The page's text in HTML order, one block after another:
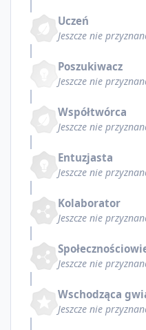
Uczeń
Jeszcze nie
Poszukiwacz
Jeszcze nie
Współtwórca
Jeszcze nie
Entuzjasta
Jeszcze nie
Kolaborator
Jeszcze nie
Jeszcze nie
Wschodząca
Jeszcze nie